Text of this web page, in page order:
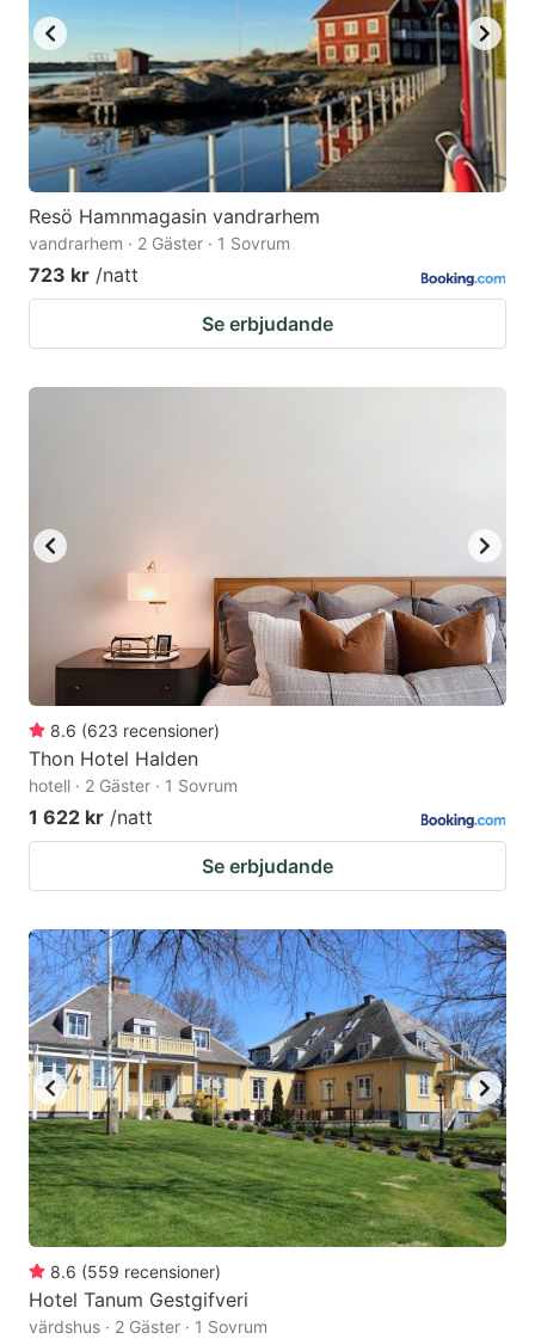
Resö Hamnmagasin vandrarhem
vandrarhem · 2 Gäster · 1 Sovrum
723 kr /natt
Se erbjudande
8.6 (623 recensioner)
Thon Hotel Halden
hotell · 2 Gäster · 1 Sovrum
1 622 kr /natt
Se erbjudande
8.6 (559 recensioner)
Hotel Tanum Gestgifveri
värdshus · 2 Gäster · 1 Sovrum